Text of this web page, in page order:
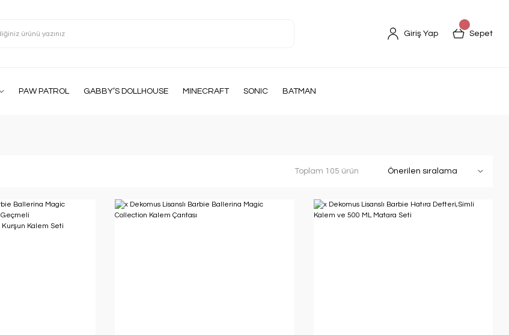
Giriş Yap Sepet
PAW PATROL GABBY’S DOLLHOUSE MINECRAFT SONIC BATMAN
Toplam 105 ürün